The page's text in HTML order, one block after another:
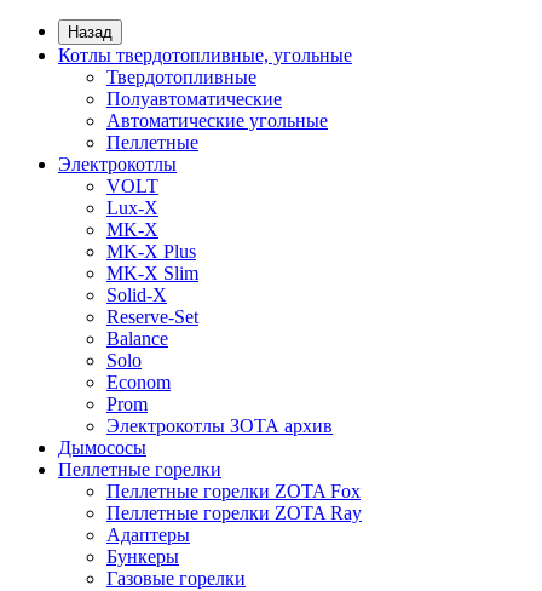
Назад
Котлы твердотопливные, угольные
Твердотопливные
Полуавтоматические
Автоматические угольные
Пеллетные
Электрокотлы
VOLT
Lux-X
MK-X
MK-X Plus
MK-X Slim
Solid-X
Reserve-Set
Balance
Solo
Econom
Prom
Электрокотлы ЗОТА архив
Дымососы
Пеллетные горелки
Пеллетные горелки ZOTA Fox
Пеллетные горелки ZOTA Ray
Адаптеры
Бункеры
Газовые горелки